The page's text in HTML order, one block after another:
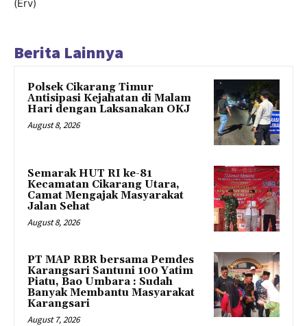
(Erv)
Berita Lainnya
Polsek Cikarang Timur
Antisipasi Kejahatan di Malam
Hari dengan Laksanakan OKJ
August 8, 2026
Semarak HUT RI ke-81
Kecamatan Cikarang Utara,
Camat Mengajak Masyarakat
Jalan Sehat
August 8, 2026
PT MAP RBR bersama Pemdes
Karangsari Santuni 100 Yatim
Piatu, Bao Umbara : Sudah
Banyak Membantu Masyarakat
Karangsari
August 7, 2026